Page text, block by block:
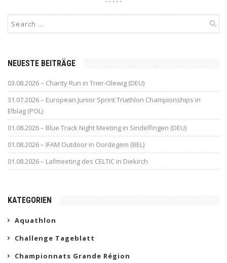
NEUESTE BEITRÄGE
03.08.2026 – Charity Run in Trier-Olewig (DEU)
31.07.2026 – European Junior Sprint Triathlon Championships in
Elblag (POL)
01.08.2026 – Blue Track Night Meeting in Sindelfingen (DEU)
01.08.2026 – IFAM Outdoor in Oordegem (BEL)
01.08.2026 – Lafmeeting des CELTIC in Diekirch
KATEGORIEN
Aquathlon
Challenge Tageblatt
Championnats Grande Région